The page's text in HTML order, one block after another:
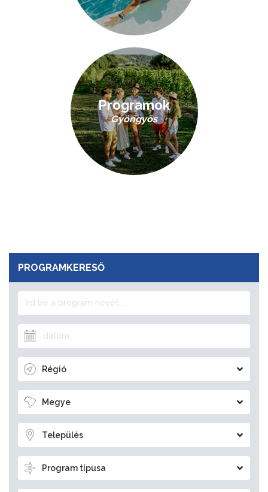
Programok
Gyöngyös
PROGRAMKERESŐ
Régió
Megye
Település
Program típusa